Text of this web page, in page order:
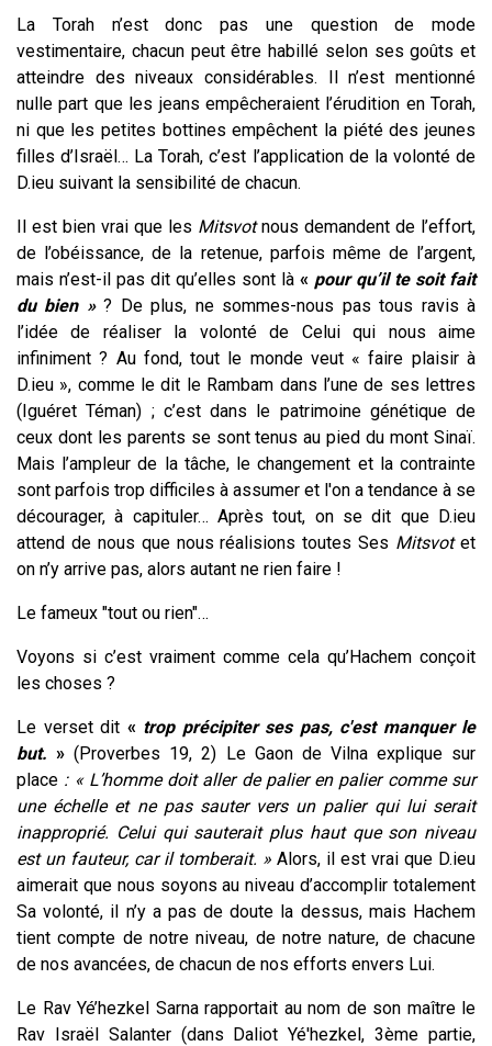
La Torah n’est donc pas une question de mode
vestimentaire, chacun peut être habillé selon ses goûts et
atteindre des niveaux considérables. Il n’est mentionné
nulle part que les jeans empêcheraient l’érudition en Torah,
ni que les petites bottines empêchent la piété des jeunes
filles d’Israël… La Torah, c’est l’application de la volonté de
D.ieu suivant la sensibilité de chacun.
Il est bien vrai que les Mitsvotnous demandent de l’effort,
de l’obéissance, de la retenue, parfois même de l’argent,
mais n’est-il pas dit qu’elles sont là « pour qu’il te soit fait
du bien »? De plus, ne sommes-nous pas tous ravis à
l’idée de réaliser la volonté de Celui qui nous aime
infiniment ? Au fond, tout le monde veut « faire plaisir à
D.ieu », comme le dit le Rambam dans l’une de ses lettres
(Iguéret Téman) ; c’est dans le patrimoine génétique de
ceux dont les parents se sont tenus au pied du mont Sinaï.
Mais l’ampleur de la tâche, le changement et la contrainte
sont parfois trop difficiles à assumer et l'on a tendance à se
décourager, à capituler… Après tout, on se dit que D.ieu
attend de nous que nous réalisions toutes Ses Mitsvotet
on n’y arrive pas, alors autant ne rien faire !
Le fameux "tout ou rien"…
Voyons si c’est vraiment comme cela qu’Hachem conçoit
les choses ?
Le verset dit « trop précipiter ses pas, c'est manquer le
but. » (Proverbes 19, 2) Le Gaon de Vilna explique sur
place : « L’homme doit aller de palier en palier comme sur
une échelle et ne pas sauter vers un palier qui lui serait
inapproprié. Celui qui sauterait plus haut que son niveau
est un fauteur, car il tomberait. » Alors, il est vrai que D.ieu
aimerait que nous soyons au niveau d’accomplir totalement
Sa volonté, il n’y a pas de doute la dessus, mais Hachem
tient compte de notre niveau, de notre nature, de chacune
de nos avancées, de chacun de nos efforts envers Lui.
Le Rav Yé’hezkel Sarna rapportait au nom de son maître le
Rav Israël Salanter (dans Daliot Yé'hezkel, 3ème partie,